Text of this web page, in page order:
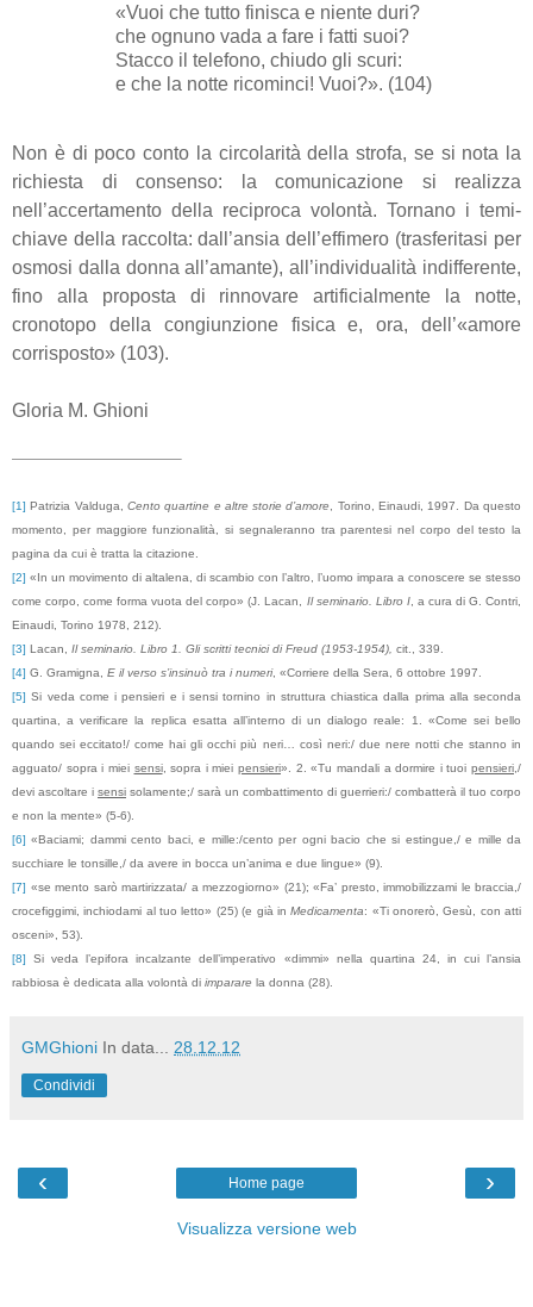
«Vuoi che tutto finisca e niente duri?
che ognuno vada a fare i fatti suoi?
Stacco il telefono, chiudo gli scuri:
e che la notte ricominci! Vuoi?». (104)
Non è di poco conto la circolarità della strofa, se si nota la
richiesta di consenso: la comunicazione si realizza
nell’accertamento della reciproca volontà. Tornano i temi-
chiave della raccolta: dall’ansia dell’effimero (trasferitasi per
osmosi dalla donna all’amante), all’individualità indifferente,
fino alla proposta di rinnovare artificialmente la notte,
cronotopo della congiunzione fisica e, ora, dell’«amore
corrisposto» (103).
Gloria M. Ghioni
[1] Patrizia Valduga, Cento quartine e altre storie d’amore, Torino, Einaudi, 1997. Da questo
momento, per maggiore funzionalità, si segnaleranno tra parentesi nel corpo del testo la
pagina da cui è tratta la citazione.
[2] «In un movimento di altalena, di scambio con l’altro, l’uomo impara a conoscere se stesso
come corpo, come forma vuota del corpo» (J. Lacan, Il seminario. Libro I, a cura di G. Contri,
Einaudi, Torino 1978, 212).
[3] Lacan, Il seminario. Libro 1. Gli scritti tecnici di Freud (1953-1954), cit., 339.
[4] G. Gramigna, E il verso s’insinuò tra i numeri, «Corriere della Sera, 6 ottobre 1997.
[5] Si veda come i pensieri e i sensi tornino in struttura chiastica dalla prima alla seconda
quartina, a verificare la replica esatta all’interno di un dialogo reale: 1. «Come sei bello
quando sei eccitato!/ come hai gli occhi più neri… così neri:/ due nere notti che stanno in
agguato/ sopra i miei sensi, sopra i miei pensieri». 2. «Tu mandali a dormire i tuoi pensieri,/
devi ascoltare i sensi solamente;/ sarà un combattimento di guerrieri:/ combatterà il tuo corpo
e non la mente» (5-6).
[6] «Baciami; dammi cento baci, e mille:/cento per ogni bacio che si estingue,/ e mille da
succhiare le tonsille,/ da avere in bocca un’anima e due lingue» (9).
[7] «se mento sarò martirizzata/ a mezzogiorno» (21); «Fa’ presto, immobilizzami le braccia,/
crocefiggimi, inchiodami al tuo letto» (25) (e già inMedicamenta: «Ti onorerò, Gesù, con atti
osceni», 53).
[8] Si veda l’epifora incalzante dell’imperativo «dimmi» nella quartina 24, in cui l’ansia
rabbiosa è dedicata alla volontà di imparare la donna (28).
GMGhioni In data... 28.12.12
Condividi
‹ ›
Home page
Visualizza versione web